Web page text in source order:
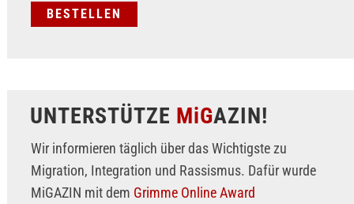
UNTERSTÜTZE MiGAZIN!
Wir informieren täglich über das Wichtigste zu
Migration, Integration und Rassismus. Dafür wurde
MiGAZIN mit dem Grimme Online Award